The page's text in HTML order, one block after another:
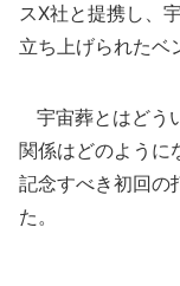
スX社と提携し、
立ち上げられたベ
宇宙葬とはどう
関係はどのように
記念すべき初回の
た。